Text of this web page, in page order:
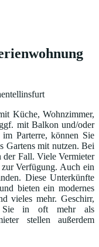
Küche, Wohnzimmer,
mit Balkon und/oder
im Parterre, können Sie
Gartens mit nutzen. Bei
der Fall. Viele Vermieter
Verfügung. Auch ein
Diese Unterkünfte
bieten ein modernes
vieles mehr. Geschirr,
Sie in oft mehr als
stellen außerdem